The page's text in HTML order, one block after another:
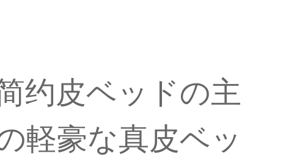
约皮ベッドの主
軽豪な真皮ベッ